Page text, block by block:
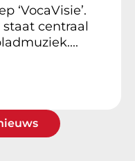
‘VocaVisie’.
centraal